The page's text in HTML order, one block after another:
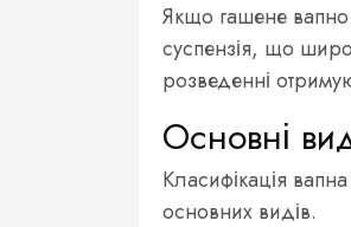
Якщо гашене вапно
суспензія, що
розведенні
Основні
Класифікація
основних видів.